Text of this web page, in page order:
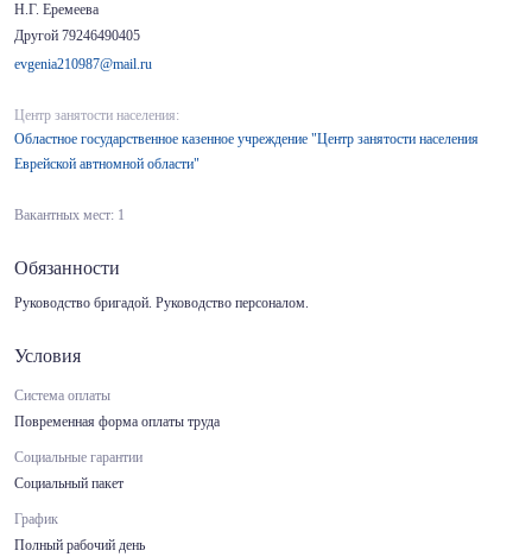
Н.Г. Еремеева
Другой 79246490405
evgenia210987@mail.ru
Центр занятости населения:
Областное государственное казенное учреждение "Центр занятости населения
Еврейской автномной области"
Вакантных мест: 1
Обязанности
Руководство бригадой. Руководство персоналом.
Условия
Система оплаты
Повременная форма оплаты труда
Социальные гарантии
Социальный пакет
График
Полный рабочий день